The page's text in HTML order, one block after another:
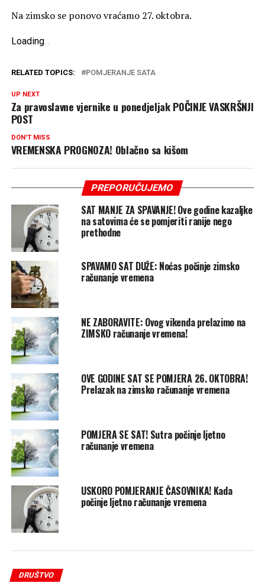
Na zimsko se ponovo vraćamo 27. oktobra.
Loading.
RELATED TOPICS: POMJERANJE SATA
UP NEXT
Za pravoslavne vjernike u ponedjeljak POČINJE VASKRŠNJI
POST
DON'T MISS
VREMENSKA PROGNOZA! Oblačno sa kišom
PREPORUČUJEMO
SAT MANJE ZA SPAVANJE! Ove godine kazaljke
na satovima će se pomjeriti ranije nego
prethodne
SPAVAMO SAT DUŽE: Noćas počinje zimsko
računanje vremena
NE ZABORAVITE: Ovog vikenda prelazimo na
ZIMSKO računanje vremena!
OVE GODINE SAT SE POMJERA 26. OKTOBRA!
Prelazak na zimsko računanje vremena
POMJERA SE SAT! Sutra počinje ljetno
računanje vremena
USKORO POMJERANJE ČASOVNIKA! Kada
počinje ljetno računanje vremena
DRUŠTVO